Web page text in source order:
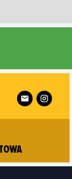
Follow XR Rio
(new